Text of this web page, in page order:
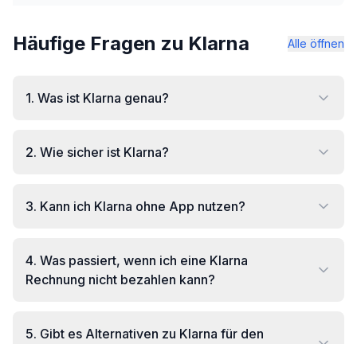
Häufige Fragen zu Klarna Alle öffnen
1. Was ist Klarna genau?
2. Wie sicher ist Klarna?
3. Kann ich Klarna ohne App nutzen?
4. Was passiert, wenn ich eine Klarna
Rechnung nicht bezahlen kann?
5. Gibt es Alternativen zu Klarna für den